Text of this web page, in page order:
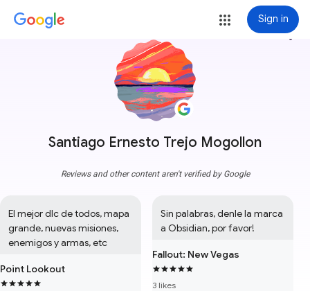
Sign in
Santiago Ernesto Trejo Mogollon
more_vert
Reviews and other content aren't verified by Google
El mejor dlc de todos, mapa
grande, nuevas misiones,
enemigos y armas, etc
Point Lookout
Sin palabras, denle la marca
a Obsidian, por favor!
Fallout: New Vegas
3 likes